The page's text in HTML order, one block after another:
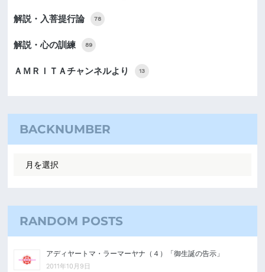
解説・入菩提行論 78
解説・心の訓練 89
ＡＭＲＩＴＡチャンネルより 13
BACKNUMBER
RANDOM POSTS
アディヤートマ・ラーマーヤナ（４）「御生誕の告示」
2011年10月9日